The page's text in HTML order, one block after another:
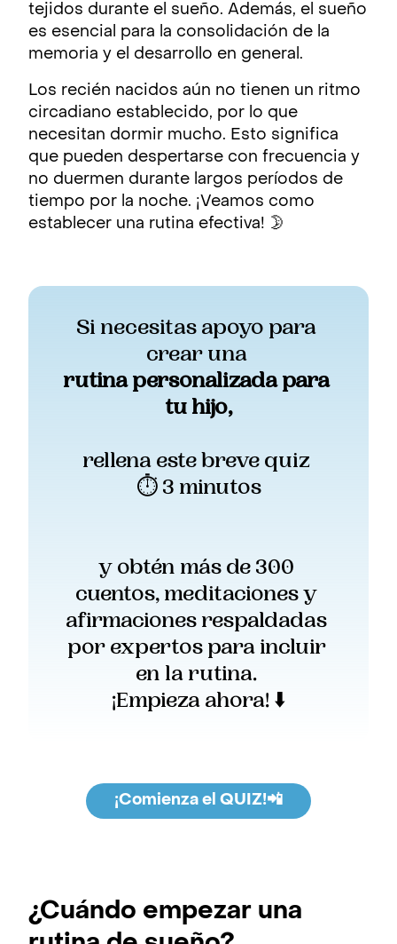
tejidos durante el sueño. Además, el sueño
es esencial para la consolidación de la
memoria y el desarrollo en general.
Los recién nacidos aún no tienen un ritmo
circadiano establecido, por lo que
necesitan dormir mucho. Esto significa
que pueden despertarse con frecuencia y
no duermen durante largos períodos de
tiempo por la noche. ¡Veamos como
establecer una rutina efectiva! 🌛
Si necesitas apoyo para
crear una
rutina personalizada para
tu hijo,
rellena este breve quiz
⏱️ 3 minutos
y obtén más de 300
cuentos, meditaciones y
afirmaciones respaldadas
por expertos para incluir
en la rutina.
¡Empieza ahora! ⬇️
¡Comienza el QUIZ!📲
¿Cuándo empezar una